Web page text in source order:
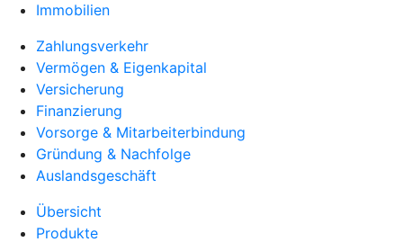
Immobilien
Zahlungsverkehr
Vermögen & Eigenkapital
Versicherung
Finanzierung
Vorsorge & Mitarbeiterbindung
Gründung & Nachfolge
Auslandsgeschäft
Übersicht
Produkte